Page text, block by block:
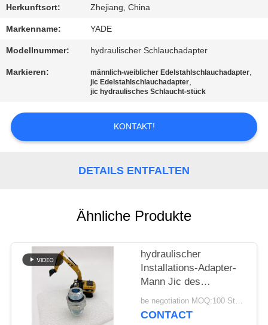
SIE
MIT
UNS
IN
VERBINDUNG
FORDERN
SIE
PRIVACY
POLICY
Herkunftsort: Zhejiang, China
Markenname: YADE
Modellnummer: hydraulischer Schlauchadapter
Markieren: männlich-weiblicher Edelstahlschlauchadapter,
jic Edelstahlschlauchadapter,
jic hydraulisches Schlaucht-stück
KONTAKT!
DETAILS ENTFALTEN
Ähnliche Produkte
hydraulischer
Installations-Adapter-
Mann Jic des
Schlauch-1jh zu
metrischem O Ring
be negotiation MOQ:100 Stücke
CONTACT